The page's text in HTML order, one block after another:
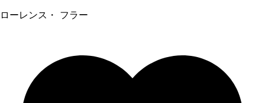
ローレンス・ フラー